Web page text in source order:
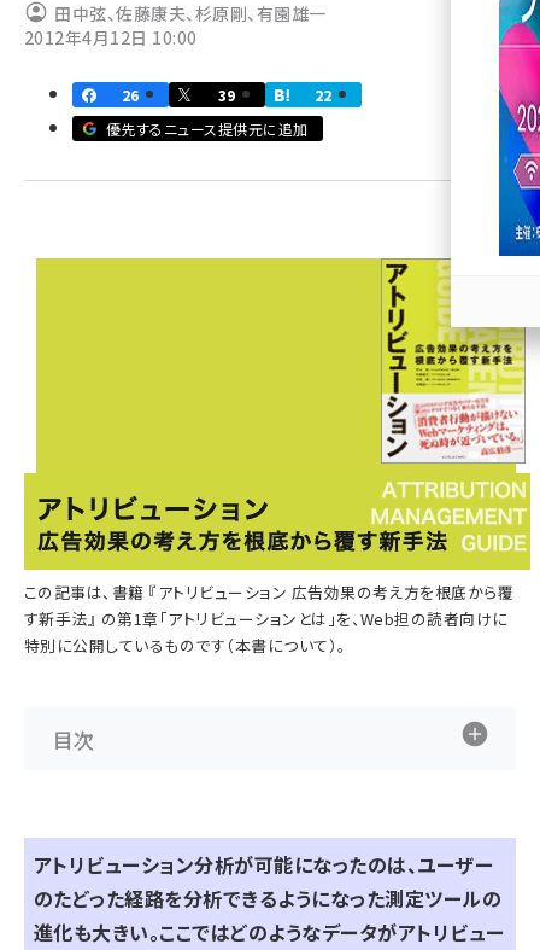
セミナー (2307)
meo (1275)
田中弦、佐藤康夫、杉原剛、有園雄一
2012年4月12日 10:00
26 39
22
優先するニュース提供元に追加
この記事は、書籍 『アトリビューション 広告効果の考え方を根底から覆
す新手法』 の第1章「アトリビューションとは」を、Web担の読者向けに
特別に公開しているものです（本書について）。
目次
アトリビューション分析が可能になったのは、ユーザー
のたどった経路を分析できるようになった測定ツールの
進化も大きい。ここではどのようなデータがアトリビュー